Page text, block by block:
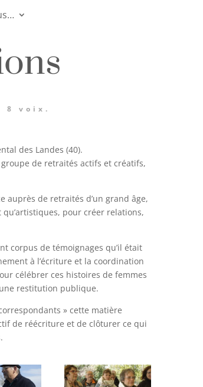
8 voix.
des Landes (40).
de retraités actifs et créatifs,
auprès de retraités d’un grand âge,
pour créer relations,
corpus de témoignages qu’il était
à l’écriture et la coordination
célébrer ces histoires de femmes
restitution publique.
» cette matière
de réécriture et de clôturer ce qui